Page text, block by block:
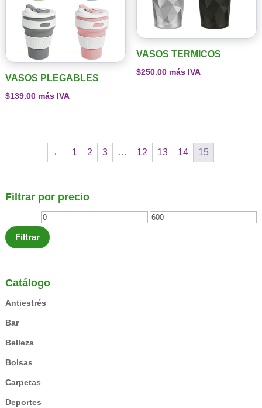
Filtrar por precio
Precio
mínimo
Precio
Filtrar
Catálogo
Antiestrés
Bar
Belleza
Bolsas
Carpetas
Deportes
VASOS PLEGABLES
$139.00más IVA
VASOS TERMICOS
$250.00más IVA
← 1 2 3 … 12 13 14 15